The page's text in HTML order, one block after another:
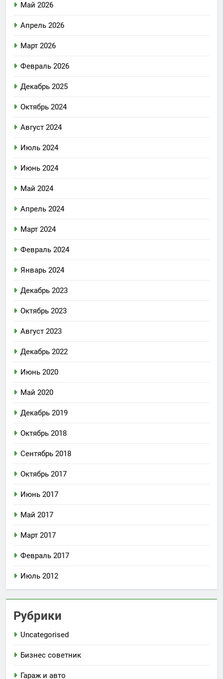
Май 2026
Апрель 2026
Март 2026
Февраль 2026
Декабрь 2025
Октябрь 2024
Август 2024
Июль 2024
Июнь 2024
Май 2024
Апрель 2024
Март 2024
Февраль 2024
Январь 2024
Декабрь 2023
Октябрь 2023
Август 2023
Декабрь 2022
Июнь 2020
Май 2020
Декабрь 2019
Октябрь 2018
Сентябрь 2018
Октябрь 2017
Июнь 2017
Май 2017
Март 2017
Февраль 2017
Июль 2012
Рубрики
Uncategorised
Бизнес советник
Гараж и авто